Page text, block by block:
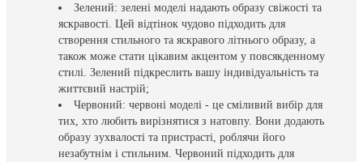
Зелений: зелені моделі надають образу свіжості та
яскравості. Цей відтінок чудово підходить для
створення стильного та яскравого літнього образу, а
також може стати цікавим акцентом у повсякденному
стилі. Зелений підкреслить вашу індивідуальність та
життєвий настрій;
Червоний: червоні моделі - це сміливий вибір для
тих, хто любить вирізнятися з натовпу. Вони додають
образу зухвалості та пристрасті, роблячи його
незабутнім і стильним. Червоний підходить для